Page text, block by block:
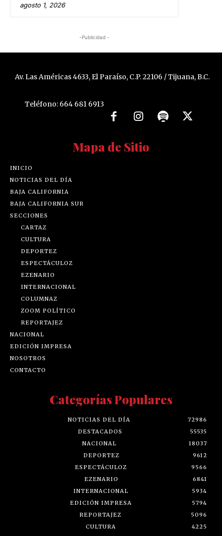
agosto 1, 2026
-Publicidad -
Av. Las Américas 4633, El Paraíso, C.P. 22106 / Tijuana, B.C.
Teléfono: 664 681 6913
Mapa de Sitio
INICIO
NOTICIAS DEL DÍA
BAJA CALIFORNIA
BAJA CALIFORNIA SUR
SECCIONES
CARTAZ
CULTURA
DEPORTEZ
ESPECTÁCULOZ
EZENARIO
INTERNACIONAL
COLUMNAZ
ZOOM POLÍTICO
REPORTAJEZ
NACIONAL
EDICIÓN IMPRESA
NOSOTROS
CONTACTO
Categorías Populares
NOTICIAS DEL DÍA
72986
DESTACADOS
55535
NACIONAL
18037
DEPORTEZ
9612
ESPECTÁCULOZ
9566
EZENARIO
6841
INTERNACIONAL
5934
EDICIÓN IMPRESA
5794
REPORTAJEZ
5096
CULTURA
4225